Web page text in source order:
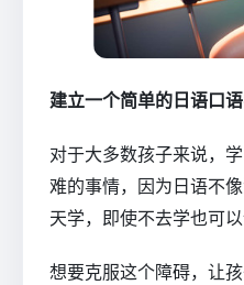
建立一个简单的日语口
对于大多数孩子来说，
难的事情，因为日语不
天学，即使不去学也可以
想要克服这个障碍，让